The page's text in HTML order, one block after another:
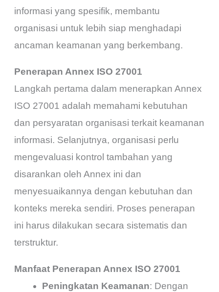
informasi yang spesifik, membantu
organisasi untuk lebih siap menghadapi
ancaman keamanan yang berkembang.
Penerapan Annex ISO 27001
Langkah pertama dalam menerapkan Annex
ISO 27001 adalah memahami kebutuhan
dan persyaratan organisasi terkait keamanan
informasi. Selanjutnya, organisasi perlu
mengevaluasi kontrol tambahan yang
disarankan oleh Annex ini dan
menyesuaikannya dengan kebutuhan dan
konteks mereka sendiri. Proses penerapan
ini harus dilakukan secara sistematis dan
terstruktur.
Manfaat Penerapan Annex ISO 27001
Peningkatan Keamanan: Dengan